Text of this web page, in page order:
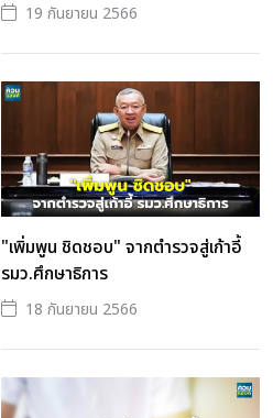
19 กันยายน 2566
"เพิ่มพูน ชิดชอบ" จากตำรวจสู่เก้าอี้
รมว.ศึกษาธิการ
18 กันยายน 2566